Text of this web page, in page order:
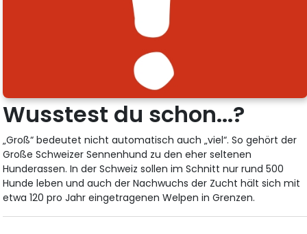
Wusstest du schon...?
„Groß“ bedeutet nicht automatisch auch „viel“. So gehört der
Große Schweizer Sennenhund zu den eher seltenen
Hunderassen. In der Schweiz sollen im Schnitt nur rund 500
Hunde leben und auch der Nachwuchs der Zucht hält sich mit
etwa 120 pro Jahr eingetragenen Welpen in Grenzen.